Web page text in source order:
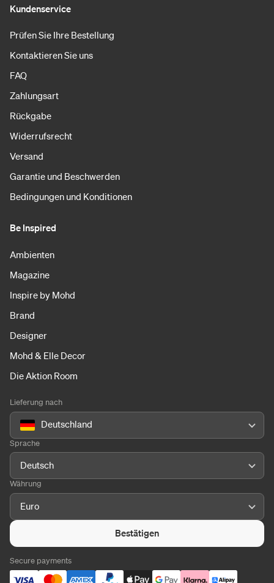
Kundenservice
Prüfen Sie Ihre Bestellung
Kontaktieren Sie uns
FAQ
Zahlungsart
Rückgabe
Widerrufsrecht
Versand
Garantie und Beschwerden
Bedingungen und Konditionen
Be Inspired
Ambienten
Magazine
Inspire by Mohd
Brand
Designer
Mohd & Elle Decor
Die Aktion Room
Lieferung nach
Deutschland
Sprache
Deutsch
Währung
Euro
Bestätigen
Secure payments